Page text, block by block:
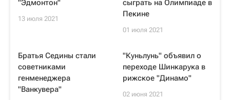
"Эдмонтон"
13 июля 2021
сыграть на Олимпиаде в
Пекине
01 июля 2021
Братья Седины стали
советниками
генменеджера
"Ванкувера"
"Куньлунь" объявил о
переходе Шинкарука в
рижское "Динамо"
02 июня 2021